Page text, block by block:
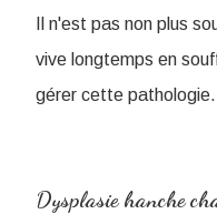
Il n'est pas non plus
vive longtemps en
gérer cette pathologie.
Dysplasie hanche